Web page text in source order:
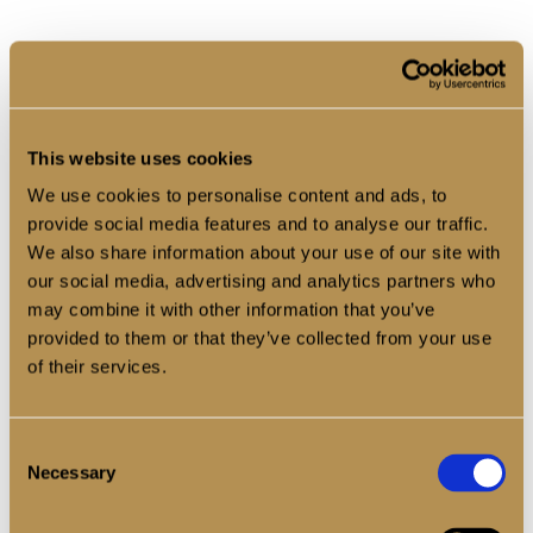
This website uses cookies
We use cookies to personalise content and ads, to
provide social media features and to analyse our traffic.
We also share information about your use of our site with
our social media, advertising and analytics partners who
may combine it with other information that you’ve
provided to them or that they’ve collected from your use
of their services.
Selection
Necessary
Intestino
queden fusionados entre sí.
La anatomía normal desaparece, aumentando
la dificultad quirúrgica.
2. Afectación intestinal o urinaria
Intestino